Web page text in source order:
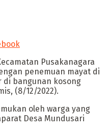
Pusakanagara
penemuan mayat di
bangunan kosong
(8/12/2022).
oleh warga yang
Desa Mundusari